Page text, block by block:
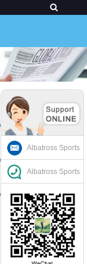
Albatross Sports
Albatross Sports